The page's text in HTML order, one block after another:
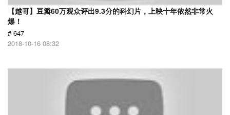
【越哥】豆瓣60万观众评出9.3分的科幻片，上映十年依然非常火
爆！
# 647
2018-10-16 08:32